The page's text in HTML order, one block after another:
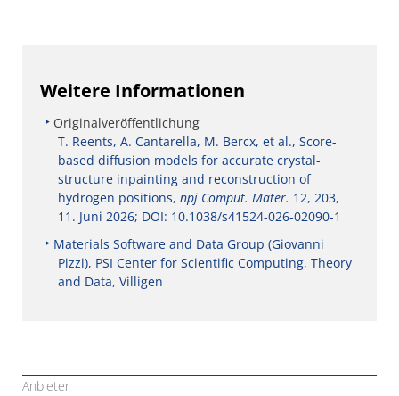
Weitere Informationen
Originalveröffentlichung
T. Reents, A. Cantarella, M. Bercx, et al., Score-
based diffusion models for accurate crystal-
structure inpainting and reconstruction of
hydrogen positions, npj Comput. Mater. 12, 203,
11. Juni 2026; DOI: 10.1038/s41524-026-02090-1
Materials Software and Data Group (Giovanni
Pizzi), PSI Center for Scientific Computing, Theory
and Data, Villigen
Anbieter